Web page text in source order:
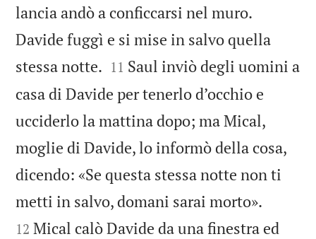
lancia andò a conficcarsi nel muro.
Davide fuggì e si mise in salvo quella
stessa notte. 

11 Saul inviò degli uomini a
casa di Davide per tenerlo d’occhio e
ucciderlo la mattina dopo; ma Mical,
moglie di Davide, lo informò della cosa,
dicendo: «Se questa stessa notte non ti
metti in salvo, domani sarai morto».
12 Mical calò Davide da una finestra ed